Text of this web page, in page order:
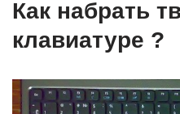
Как набрать
клавиатуре ?